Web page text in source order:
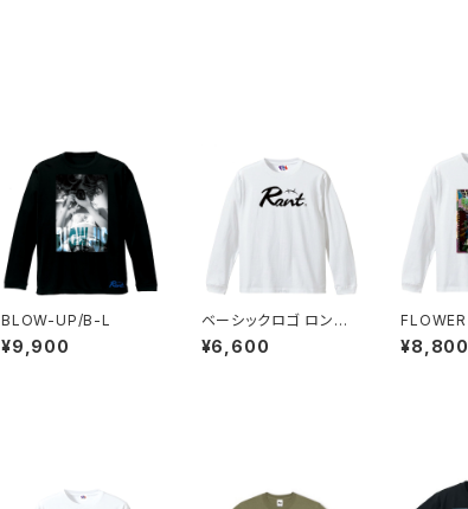
BLOW-UP/B-L
¥9,900
ベーシックロゴ ロング
スリーブTシャツ
¥6,600
FLOWER
¥8,800